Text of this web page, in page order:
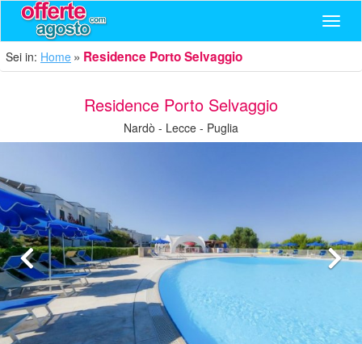
Sei in: Home Residence Porto Selvaggio
Residence Porto Selvaggio
Nardò - Lecce - Puglia